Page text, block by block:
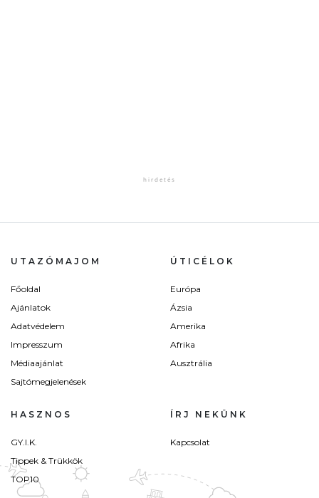
UTAZÓMAJOM
Főoldal
Ajánlatok
Adatvédelem
Impresszum
Médiaajánlat
Sajtómegjelenések
ÚTICÉLOK
Európa
Ázsia
Amerika
Afrika
Ausztrália
HASZNOS
GY.I.K.
Tippek & Trükkök
TOP10
ÍRJ NEKÜNK
Kapcsolat